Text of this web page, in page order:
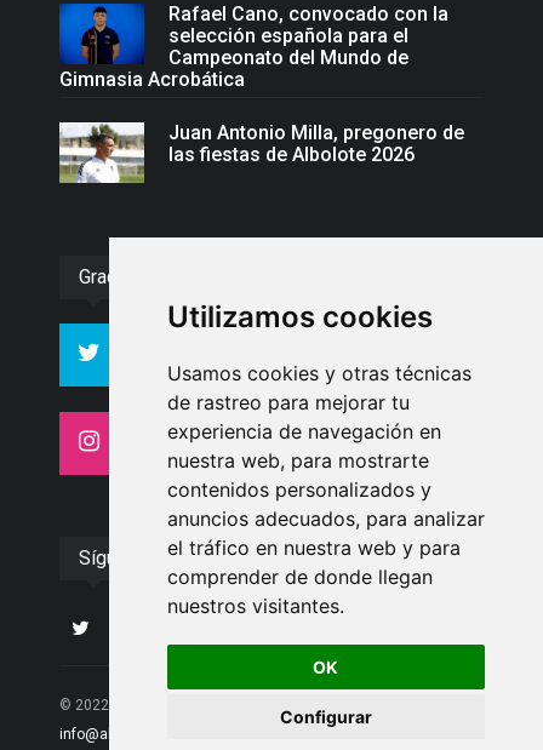
Utilizamos cookies
Usamos cookies y otras técnicas
de rastreo para mejorar tu
experiencia de navegación en
nuestra web, para mostrarte
contenidos personalizados y
anuncios adecuados, para analizar
el tráfico en nuestra web y para
comprender de donde llegan
nuestros visitantes.
OK
Configurar
Rafael Cano, convocado con la
selección española para el
Campeonato del Mundo de
Gimnasia Acrobática
Juan Antonio Milla, pregonero de
las fiestas de Albolote 2026
Gracias :)
Seguidores
Seguidores
4413
Seguidores
26
Seguidores
Síguenos
© 2022 Albolote Información | 958 468 669 | Email:
info@alboloteinformacion.com